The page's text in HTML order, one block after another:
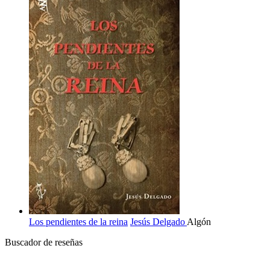
Los pendientes de la reina Jesús Delgado Algón
Buscador de reseñas